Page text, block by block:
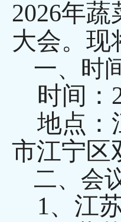
2026年
大会。现
一、时
时间：
地点：
市江宁区
二、会
1、江